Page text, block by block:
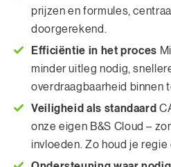
prijzen en formules,
doorgerekend.
Efficiëntie in het proces
minder uitleg nodig,
overdraagbaarheid binnen
Veiligheid als standaard
onze eigen B&S Cloud –
invloeden. Zo houd je regie